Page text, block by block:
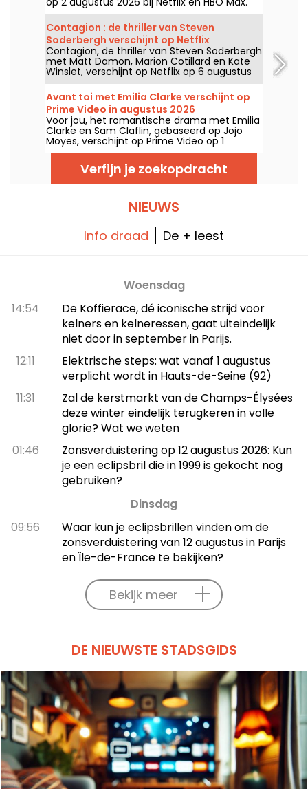
Contagion : de thriller van Steven
Soderbergh verschijnt op Netflix
Contagion, de thriller van Steven Soderbergh
met Matt Damon, Marion Cotillard en Kate
Winslet, verschijnt op Netflix op 6 augustus
2026.
Avant toi met Emilia Clarke verschijnt op
Prime Video in augustus 2026
Voor jou, het romantische drama met Emilia
Clarke en Sam Claflin, gebaseerd op Jojo
Moyes, verschijnt op Prime Video op 1
augustus 2026.
Verfijn je zoekopdracht
NIEUWS
Info draad De + leest
Woensdag
14:54
De Koffierace, dé iconische strijd voor
kelners en kelneressen, gaat uiteindelijk
niet door in september in Parijs.
12:11
Elektrische steps: wat vanaf 1 augustus
verplicht wordt in Hauts-de-Seine (92)
11:31
Zal de kerstmarkt van de Champs-Élysées
deze winter eindelijk terugkeren in volle
glorie? Wat we weten
01:46
Zonsverduistering op 12 augustus 2026: Kun
je een eclipsbril die in 1999 is gekocht nog
gebruiken?
Dinsdag
09:56
Waar kun je eclipsbrillen vinden om de
zonsverduistering van 12 augustus in Parijs
en Île-de-France te bekijken?
Bekijk meer
DE NIEUWSTE STADSGIDS